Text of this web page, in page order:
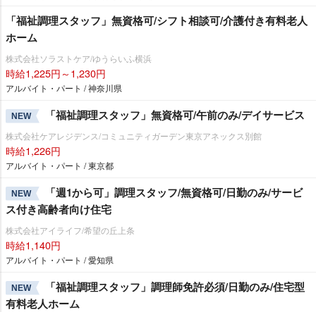
「福祉調理スタッフ」無資格可/シフト相談可/介護付き有料老人
ホーム
株式会社ソラストケア/ゆうらいふ横浜
時給1,225円～1,230円
アルバイト・パート / 神奈川県
NEW 「福祉調理スタッフ」無資格可/午前のみ/デイサービス
株式会社ケアレジデンス/コミュニティガーデン東京アネックス別館
時給1,226円
アルバイト・パート / 東京都
NEW
「週1から可」調理スタッフ/無資格可/日勤のみ/サービ
ス付き高齢者向け住宅
株式会社アイライフ/希望の丘上条
時給1,140円
アルバイト・パート / 愛知県
NEW
「福祉調理スタッフ」調理師免許必須/日勤のみ/住宅型
有料老人ホーム